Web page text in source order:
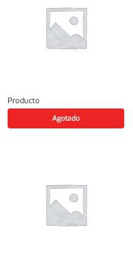
Producto
Agotado